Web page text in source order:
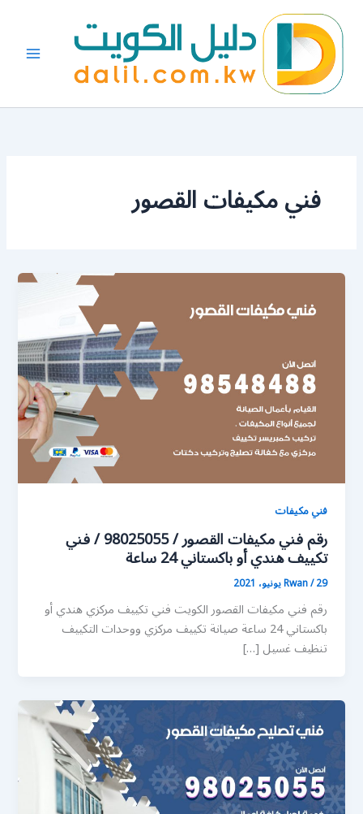
المحتوى
فني مكيفات القصور
فني مكيفات
رقم فني مكيفات القصور / 98025055 / فني
تكييف هندي أو باكستاني 24 ساعة
Rwan/29 يونيو، 2021
رقم فني مكيفات القصور الكويت فني تكييف مركزي هندي أو
باكستاني 24 ساعة صيانة تكييف مركزي ووحدات التكييف
تنظيف غسيل […]